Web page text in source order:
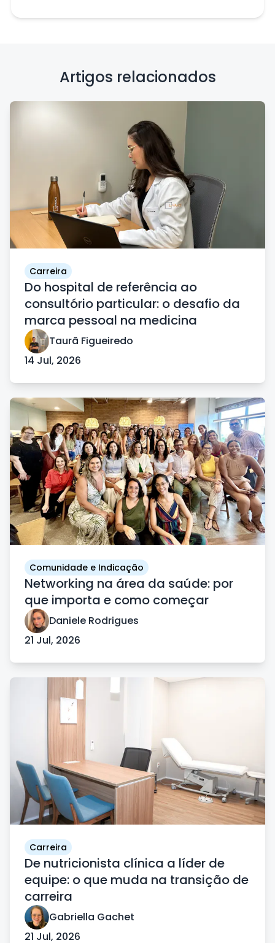
Artigos relacionados
Carreira
Do hospital de referência ao
consultório particular: o desafio da
marca pessoal na medicina
Taurã Figueiredo
14 Jul, 2026
Comunidade e Indicação
Networking na área da saúde: por
que importa e como começar
Daniele Rodrigues
21 Jul, 2026
Carreira
De nutricionista clínica a líder de
equipe: o que muda na transição de
carreira
Gabriella Gachet
21 Jul, 2026